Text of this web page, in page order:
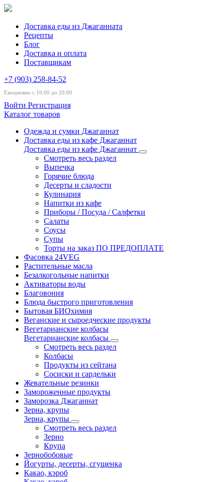
Доставка еды из Джаганната
Рецепты
Блог
Доставка и оплата
Поставщикам
+7 (903) 258-84-52
Ежедневно с 10:00 до 20:00
Войти Регистрация
Каталог товаров
Одежда и сумки Джаганнат
Доставка еды из кафе Джаганнат
Доставка еды из кафе Джаганнат
Смотреть весь раздел
Выпечка
Горячие блюда
Десерты и сладости
Кулинария
Напитки из кафе
Приборы / Посуда / Салфетки
Салаты
Соусы
Супы
Торты на заказ ПО ПРЕДОПЛАТЕ
Фасовка 24VEG
Растительные масла
Безалкогольные напитки
Активаторы воды
Благовония
Блюда быстрого приготовления
Бытовая БИОхимия
Веганские и сыроедческие продукты
Вегетарианские колбасы
Вегетарианские колбасы
Смотреть весь раздел
Колбасы
Продукты из сейтана
Сосиски и сардельки
Жевательные резинки
Замороженные продукты
Заморозка Джаганнат
Зерна, крупы
Зерна, крупы
Смотреть весь раздел
Зерно
Крупа
Зернобобовые
Йогурты, десерты, сгущенка
Какао, кэроб